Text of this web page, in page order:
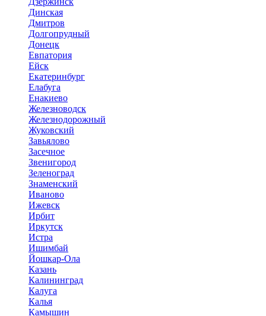
Динская
Дмитров
Долгопрудный
Донецк
Евпатория
Ейск
Екатеринбург
Елабуга
Енакиево
Железноводск
Железнодорожный
Жуковский
Завьялово
Засечное
Звенигород
Зеленоград
Знаменский
Иваново
Ижевск
Ирбит
Иркутск
Истра
Ишимбай
Йошкар-Ола
Казань
Калининград
Калуга
Калья
Камышин